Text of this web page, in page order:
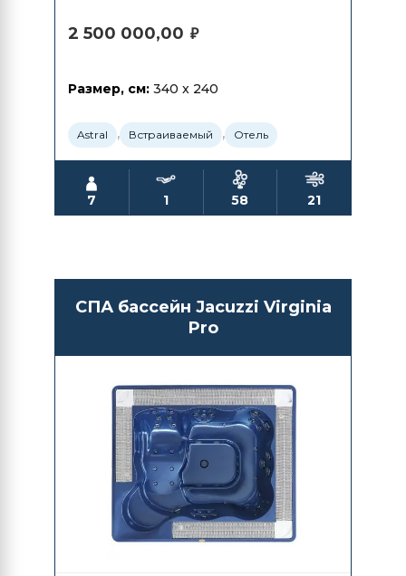
2 500 000,00 ₽
Размер, см: 340 x 240
Astral , Встраиваемый , Отель
7 1 58 21
СПА бассейн Jacuzzi Virginia
Pro